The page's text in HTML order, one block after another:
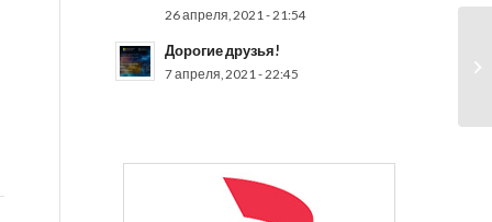
26 апреля, 2021 - 21:54
Дорогие друзья!
7 апреля, 2021 - 22:45